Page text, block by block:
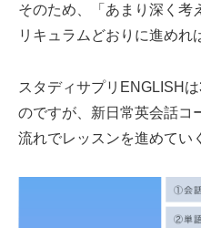
そのため、「あまり深く考
リキュラムどおりに進めれ
スタディサプリENGLISH
のですが、新日常英会話コ
流れでレッスンを進めてい